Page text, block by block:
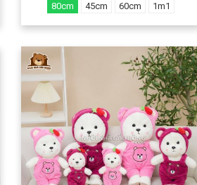
80cm 45cm 60cm 1m1